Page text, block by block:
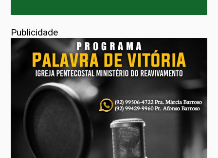
Publicidade